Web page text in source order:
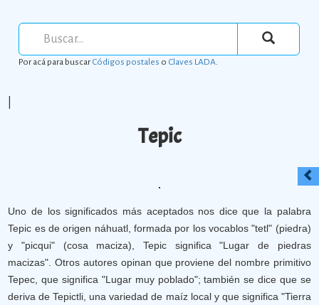
Por acá para buscarCódigos postales o Claves LADA.
Tepic
Uno de los significados más aceptados nos dice que la palabra
Tepic es de origen náhuatl, formada por los vocablos "tetl" (piedra)
y "picqui" (cosa maciza), Tepic significa "Lugar de piedras
macizas". Otros autores opinan que proviene del nombre primitivo
Tepec, que significa "Lugar muy poblado"; también se dice que se
deriva de Tepictli, una variedad de maíz local y que significa "Tierra